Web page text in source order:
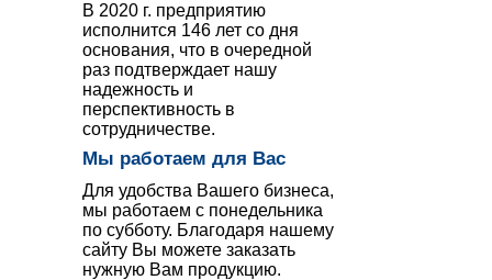
В 2020 г. предприятию
исполнится 146 лет со дня
основания, что в очередной
раз подтверждает нашу
надежность и
перспективность в
сотрудничестве.
Мы работаем для Вас
Для удобства Вашего бизнеса,
мы работаем с понедельника
по субботу. Благодаря нашему
сайту Вы можете заказать
нужную Вам продукцию.